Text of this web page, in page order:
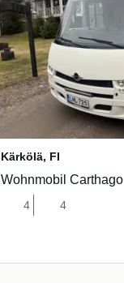
Kärkölä, FI
Wohnmobil Carthago
4 4